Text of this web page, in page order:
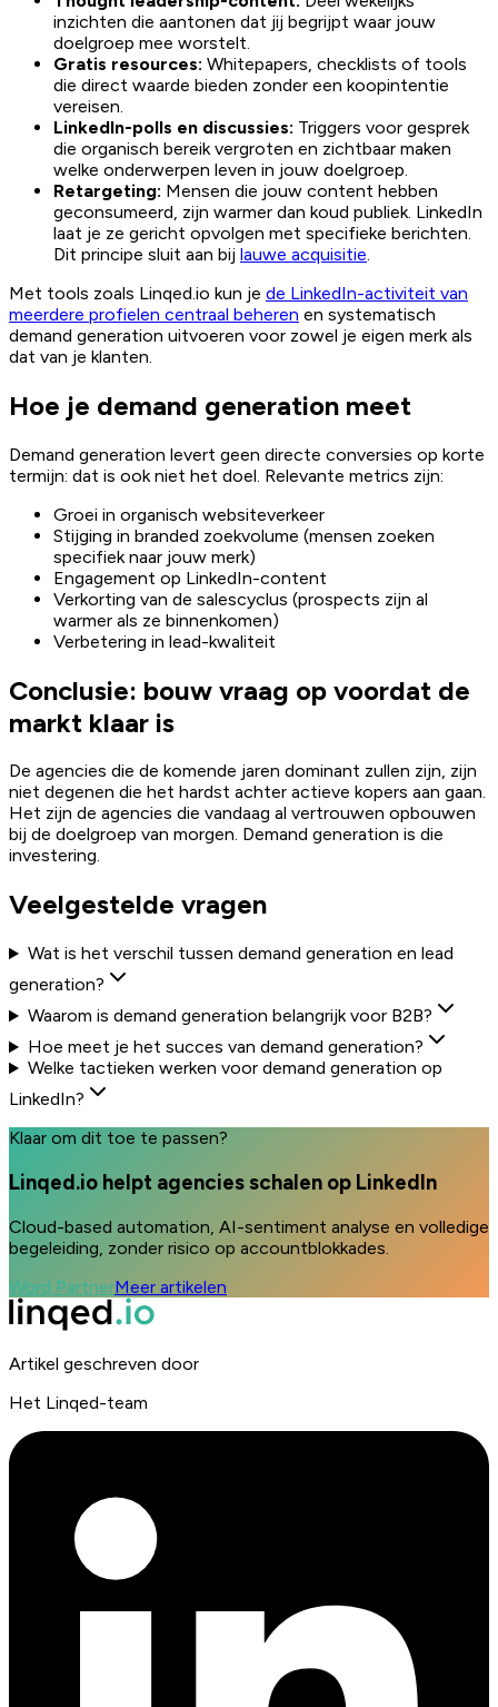
inzichten die aantonen dat jij begrijpt waar jouw
doelgroep mee worstelt.
Gratis resources: Whitepapers, checklists of tools
die direct waarde bieden zonder een koopintentie
vereisen.
LinkedIn-polls en discussies: Triggers voor gesprek
die organisch bereik vergroten en zichtbaar maken
welke onderwerpen leven in jouw doelgroep.
Retargeting: Mensen die jouw content hebben
geconsumeerd, zijn warmer dan koud publiek. LinkedIn
laat je ze gericht opvolgen met specifieke berichten.
Dit principe sluit aan bij lauwe acquisitie
Met tools zoals Linqed.io kun je de LinkedIn-activiteit van
meerdere profielen centraal beheren en systematisch
demand generation uitvoeren voor zowel je eigen merk als
dat van je klanten.
Hoe je demand generation meet
Demand generation levert geen directe conversies op korte
termijn: dat is ook niet het doel. Relevante metrics zijn:
Groei in organisch websiteverkeer
Stijging in branded zoekvolume (mensen zoeken
specifiek naar jouw merk)
Engagement op LinkedIn-content
Verkorting van de salescyclus (prospects zijn al
warmer als ze binnenkomen)
Verbetering in lead-kwaliteit
Conclusie: bouw vraag op voordat de
markt klaar is
De agencies die de komende jaren dominant zullen zijn, zijn
niet degenen die het hardst achter actieve kopers aan gaan.
Het zijn de agencies die vandaag al vertrouwen opbouwen
bij de doelgroep van morgen. Demand generation is die
investering.
Veelgestelde vragen
Wat is het verschil tussen demand generation en lead
generation?
Waarom is demand generation belangrijk voor B2B?
Hoe meet je het succes van demand generation?
Welke tactieken werken voor demand generation op
LinkedIn?
Klaar om dit toe te passen?
Linqed.io helpt agencies schalen op LinkedIn
Cloud-based automation, AI-sentiment analyse en volledige
begeleiding, zonder risico op accountblokkades.
Word PartnerMeer artikelen
Artikel geschreven door
Het Linqed-team